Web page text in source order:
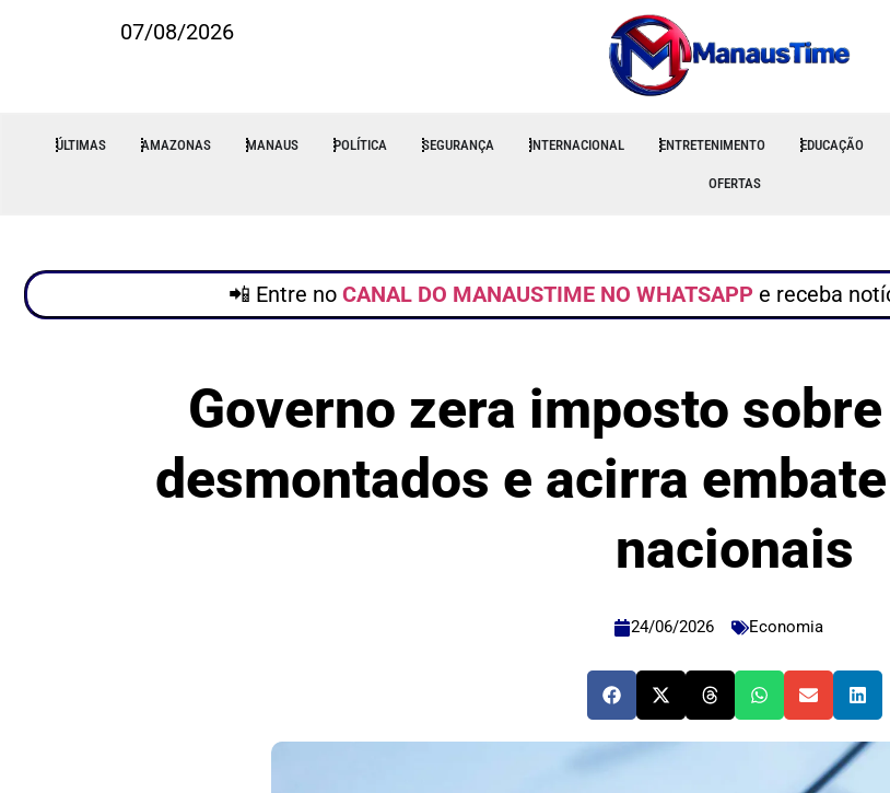
07/08/2026
ÚLTIMAS AMAZONAS MANAUS POLÍTICA SEGURANÇA INTERNACIONAL ENTRETENIMENTO EDUCAÇÃO
OFERTAS
📲 Entre no CANAL DO MANAUSTIME NO WHATSAPP e receba
Governo zera imposto
desmontados e acirra
nacionais
24/06/2026 Economia